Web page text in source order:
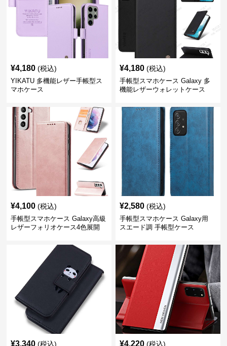
¥4,180 (税込)
YIKATU 多機能レザー手帳型ス
マホケース
¥4,180 (税込)
手帳型スマホケース Galaxy 多
機能レザーウォレットケース
¥4,100 (税込)
手帳型スマホケース Galaxy高級
レザーフォリオケース4色展開
¥2,580 (税込)
手帳型スマホケース Galaxy用
スエード調 手帳型ケース
¥3,340 (税込) ¥4,220 (税込)